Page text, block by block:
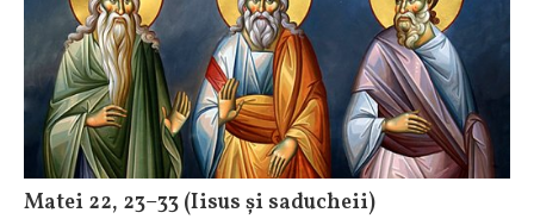
Matei 22, 23–33 (Iisus și saducheii)